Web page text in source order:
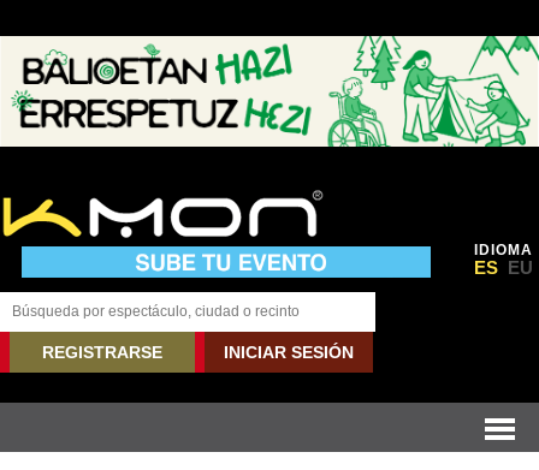
IDIOMA
ES EU
REGISTRARSE INICIAR SESIÓN